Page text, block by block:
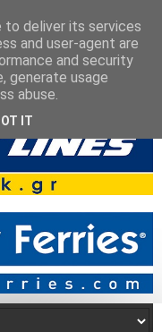
to deliver its services
and user-agent are
and security
generate usage
abuse.
IT